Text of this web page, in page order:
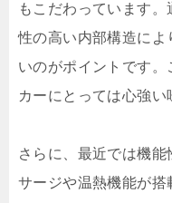
もこだわっています
性の高い内部構造によ
いのがポイントです
カーにとっては心強い
さらに、最近では機
サージや温熱機能が